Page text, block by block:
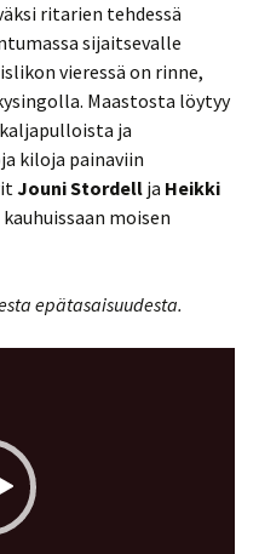
ritarien tehdessä
sijaitsevalle
vieressä on rinne,
Maastosta löytyy
ja
kiloja painaviin
Jouni Stordell ja Heikki
moisen
epätasaisuudesta.